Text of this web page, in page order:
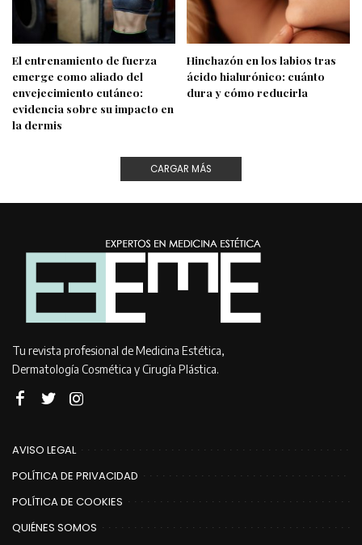
El entrenamiento de fuerza
emerge como aliado del
envejecimiento cutáneo:
evidencia sobre su impacto en
la dermis
Hinchazón en los labios tras
ácido hialurónico: cuánto
dura y cómo reducirla
CARGAR MÁS
Tu revista profesional de Medicina Estética,
Dermatología Cosmética y Cirugía Plástica.
AVISO LEGAL
POLÍTICA DE PRIVACIDAD
POLÍTICA DE COOKIES
QUIÉNES SOMOS